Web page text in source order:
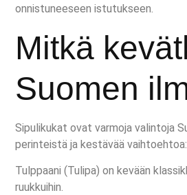
onnistuneeseen istutukseen.
Mitkä
Suomen
Sipulikukat ovat varmoja valintoja
perinteistä ja kestävää vaihtoehtoa:
Tulppaani (Tulipa) on kevään
ruukkuihin.